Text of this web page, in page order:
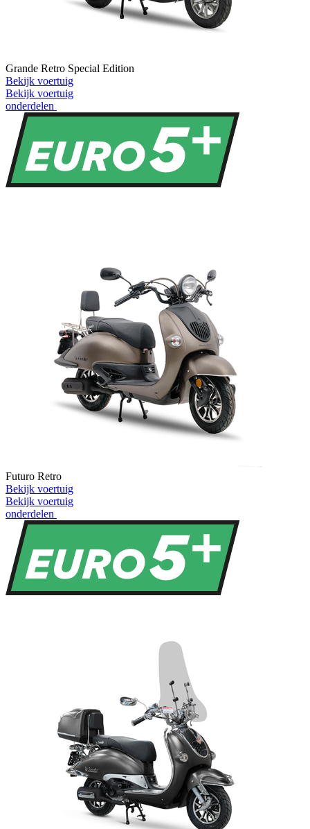
Grande Retro Special Edition
Bekijk voertuig
Bekijk voertuig
onderdelen
Futuro Retro
Bekijk voertuig
Bekijk voertuig
onderdelen